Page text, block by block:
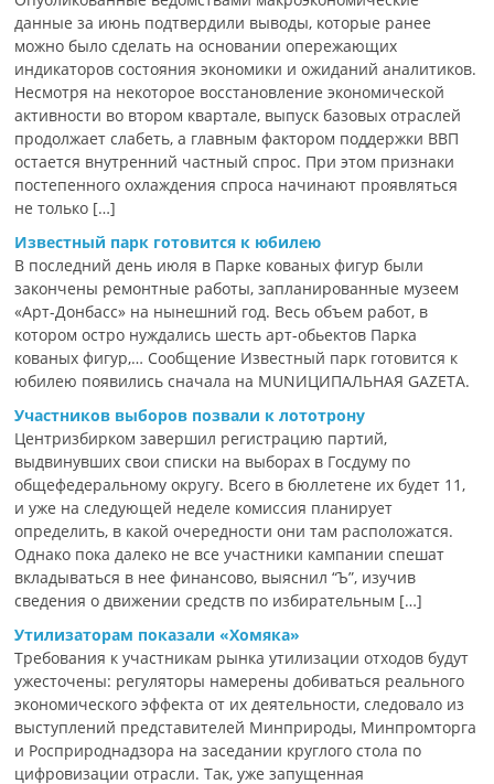
данные за июнь подтвердили выводы, которые ранее
можно было сделать на основании опережающих
индикаторов состояния экономики и ожиданий аналитиков.
Несмотря на некоторое восстановление экономической
активности во втором квартале, выпуск базовых отраслей
продолжает слабеть, а главным фактором поддержки ВВП
остается внутренний частный спрос. При этом признаки
постепенного охлаждения спроса начинают проявляться
не только […]
Известный парк готовится к юбилею
В последний день июля в Парке кованых фигур были
закончены ремонтные работы, запланированные музеем
«Арт-Донбасс» на нынешний год. Весь объем работ, в
котором остро нуждались шесть арт-обьектов Парка
кованых фигур,… Сообщение Известный парк готовится к
юбилею появились сначала на MUNИЦИПАЛЬНАЯ GAZЕТА.
Участников выборов позвали к лототрону
Центризбирком завершил регистрацию партий,
выдвинувших свои списки на выборах в Госдуму по
общефедеральному округу. Всего в бюллетене их будет 11,
и уже на следующей неделе комиссия планирует
определить, в какой очередности они там расположатся.
Однако пока далеко не все участники кампании спешат
вкладываться в нее финансово, выяснил “Ъ”, изучив
сведения о движении средств по избирательным […]
Утилизаторам показали «Хомяка»
Требования к участникам рынка утилизации отходов будут
ужесточены: регуляторы намерены добиваться реального
экономического эффекта от их деятельности, следовало из
выступлений представителей Минприроды, Минпромторга
и Росприроднадзора на заседании круглого стола по
цифровизации отрасли. Так, уже запущенная